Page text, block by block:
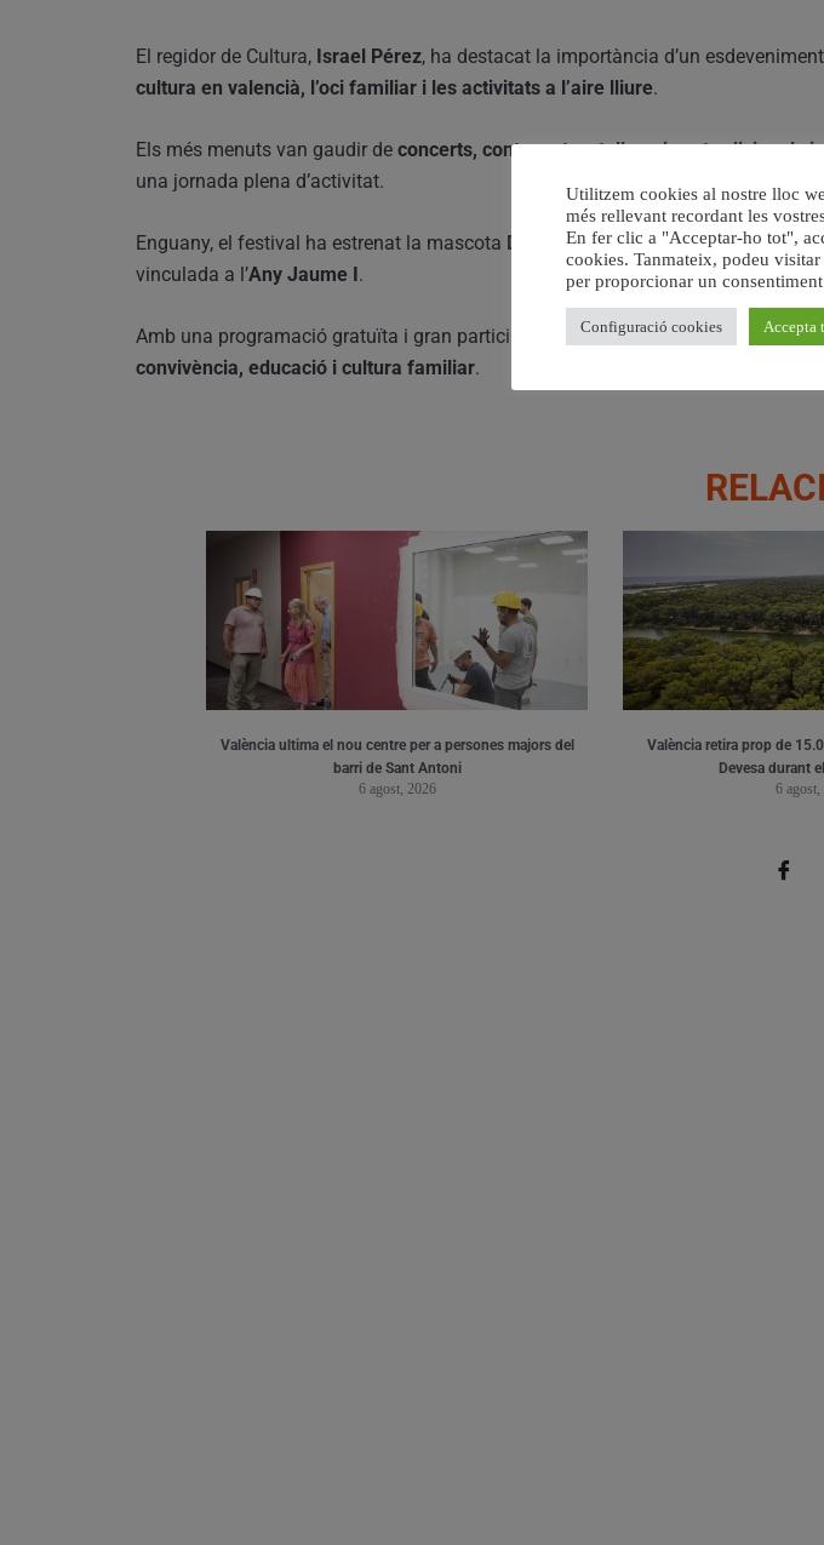
El regidor de Cultura, Israel Pérez, ha destacat la importància d’un
cultura en valencià, l’oci familiar i les activitats a l’aire lliure.
Els més menuts van gaudir de concerts, contacontes, tallers, jocs tradicionals i
una jornada plena d’activitat.
Enguany, el festival ha estrenat la mascota Drila
, que acompanya el ja conegut
vinculada a l’Any Jaume I.
Amb una programació gratuïta i gran participació, el Nan@fest reforça el seu
convivència, educació i cultura familiar.
València ultima el nou centre per a persones majors del
barri de Sant Antoni
6 agost, 2026
València retira prop de
Devesa durant
6
Utilitzem cookies al nostre lloc
més rellevant recordant les
En fer clic a "Acceptar-ho tot",
cookies. Tanmateix, podeu
per proporcionar un
Configuració cookies Accepta